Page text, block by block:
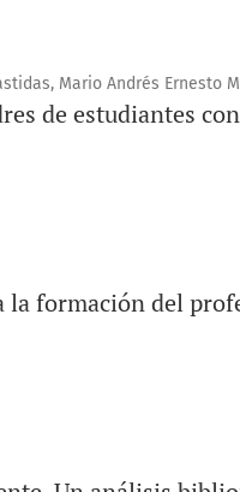
Mario Andrés Ernesto
de estudiantes
la formación del